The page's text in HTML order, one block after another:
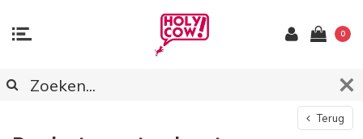
0
Terug